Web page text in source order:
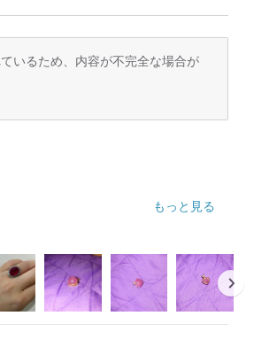
いるため、内容が不完全な場合が
もっと見る